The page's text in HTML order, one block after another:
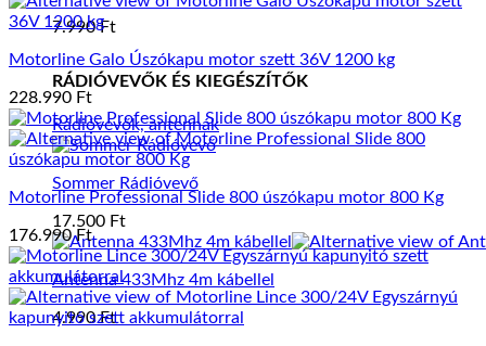
7.990Ft
RÁDIÓVEVŐK ÉS KIEGÉSZÍTŐK
Rádióvevők, antennák
Sommer Rádióvevő
17.500 Ft
Antenna 433Mhz 4m kábellel
4.990Ft
Motorline Galo Úszókapu motor szett 36V 1200 kg
228.990 Ft
Motorline Professional Slide 800 úszókapu motor 800 Kg
176.990Ft